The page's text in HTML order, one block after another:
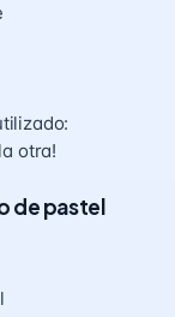
otra!
de pastel